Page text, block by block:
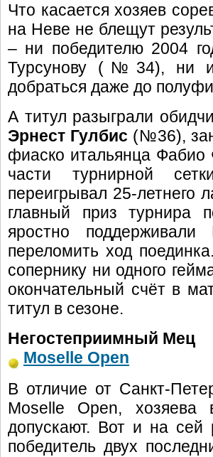
Что касается хозяев
на Неве не блещут
– ни победителю 2004
Турсунову (№34), ни
добраться даже до
А титул разыграли
Эрнест Гулбис (№36),
фиаско итальянца
части турнирной
переигрывал 25-летнего
главный приз турнира
яростно
переломить ход
сопернику ни одного
окончательный счёт в
титул в сезоне.
Негостеприимный Мец
Moselle Open
В отличие от Санкт-
Moselle Open,
допускают. Вот и на
победитель двух